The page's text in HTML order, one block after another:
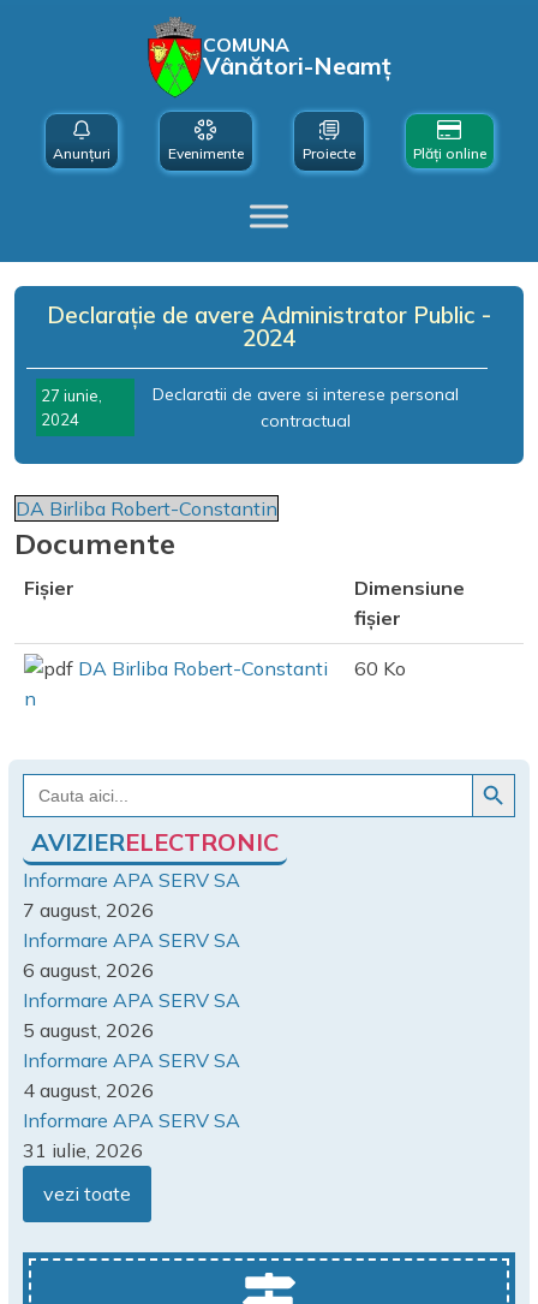
COMUNA
Vânători-Neamț
Anunțuri Evenimente Proiecte Plăți online
Declarație de avere Administrator Public -
2024
27 iunie,
2024
Declaratii de avere si interese personal
contractual
DA Birliba Robert-Constantin
Documente
Fișier
Dimensiune
fișier
DA Birliba Robert-Constanti
n
60 Ko
Search
for:
Search Button
AVIZIERELECTRONIC
Informare APA SERV SA
7 august, 2026
Informare APA SERV SA
6 august, 2026
Informare APA SERV SA
5 august, 2026
Informare APA SERV SA
4 august, 2026
Informare APA SERV SA
31 iulie, 2026
vezi toate